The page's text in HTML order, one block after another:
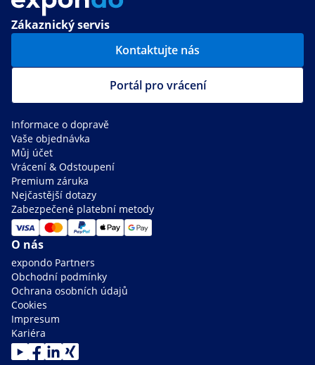
Zákaznický servis
Kontaktujte nás
Portál pro vrácení
Informace o dopravě
Vaše objednávka
Můj účet
Vrácení & Odstoupení
Premium záruka
Nejčastější dotazy
Zabezpečené platební metody
O nás
expondo Partners
Obchodní podmínky
Ochrana osobních údajů
Cookies
Impresum
Kariéra